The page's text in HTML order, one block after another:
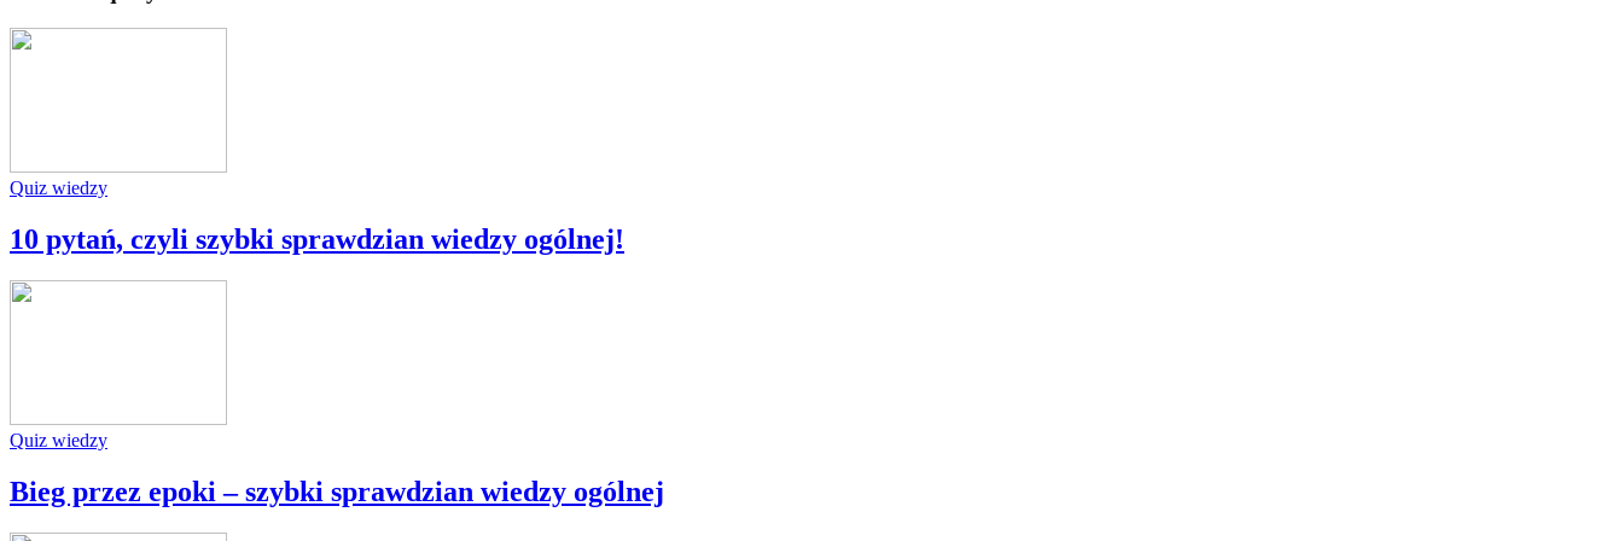
Quiz wiedzy
10 pytań, czyli szybki sprawdzian wiedzy ogólnej!
Quiz wiedzy
Bieg przez epoki – szybki sprawdzian wiedzy ogólnej